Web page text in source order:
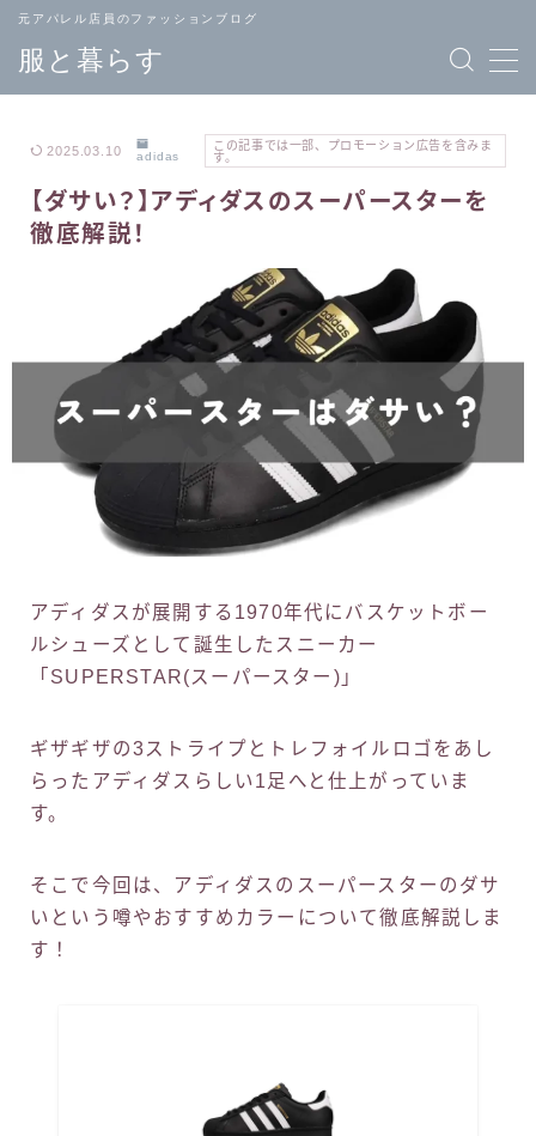
服と暮らす
元アパレル店員のファッションブログ
TOPページ
へ戻る
ブランド
メンズ
ファッション
レディース
ファッション
ジュエリー
2025.03.10 adidas
この記事では一部、プロモーション広告を含みま
す。
【ダサい？】アディダスのスーパースターを
徹底解説！
アディダスが展開する1970年代にバスケットボー
ルシューズとして誕生したスニーカー
「SUPERSTAR(スーパースター)」
ギザギザの3ストライプとトレフォイルロゴをあし
らったアディダスらしい1足へと仕上がっていま
す。
そこで今回は、アディダスのスーパースターのダサ
いという噂やおすすめカラーについて徹底解説しま
す！